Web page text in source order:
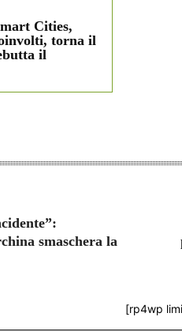
Cities,
torna il
il
smaschera la
[rp4wp